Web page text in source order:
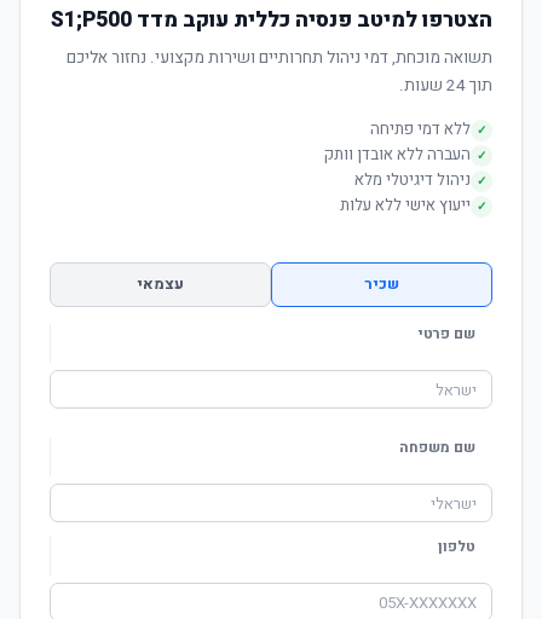
הצטרפו למיטב פנסיה כללית עוקב מדד S1;P500
תשואה מוכחת, דמי ניהול תחרותיים ושירות מקצועי. נחזור אליכם
תוך 24 שעות.
✓ ללא דמי פתיחה
✓ העברה ללא אובדן וותק
✓ ניהול דיגיטלי מלא
✓ ייעוץ אישי ללא עלות
שכיר עצמאי
שם פרטי
שם משפחה
טלפון